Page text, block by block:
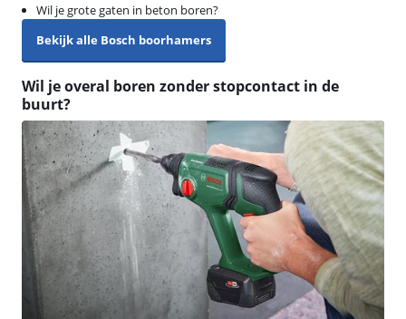
Wil je grote gaten in beton boren?
Bekijk alle Bosch boorhamers
Wil je overal boren zonder stopcontact in de
buurt?